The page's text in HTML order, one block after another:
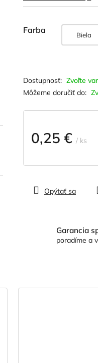
Farba Biela
Zvoľte
Môžeme doručiť do:
0,25 € / ks
cena:
Opýtať sa
hviezdičiek.
Garancia
poradíme a